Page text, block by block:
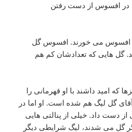
در افسوس از دست رفتن
افسوس می خورند. افسوس گل
گل هایی که تعدادشان کم هم
که امید داشند با او قهرمانی را
گل لیگ هم شده است. او اما در
دست داد. خیلی از پنالتی هایی
گل می شدند، لیگ شرایطی دیگر